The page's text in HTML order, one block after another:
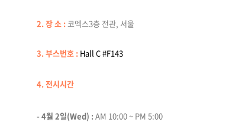
2. 장 소 :코엑스3층 전관, 서울
3. 부스번호 : Hall C #F143
4. 전시시간
- 4월 2일(Wed) :AM 10:00 ~ PM 5:00